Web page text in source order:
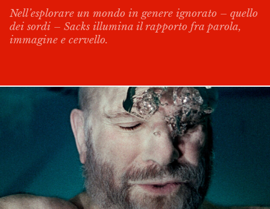
Nell’esplorare un mondo in genere ignorato – quello
dei sordi – Sacks illumina il rapporto fra parola,
immagine e cervello.